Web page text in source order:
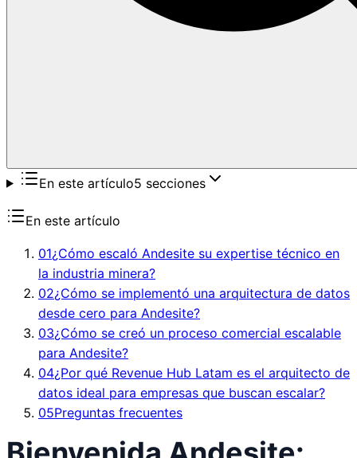
En este artículo5 secciones
En este artículo
01¿Cómo escaló Andesite su expertise técnico en
la industria minera?
02¿Cómo se implementó una arquitectura de datos
desde cero para Andesite?
03¿Cómo se creó un proceso comercial escalable
para Andesite?
04¿Por qué Revenue Hub Latam es el arquitecto de
datos ideal para empresas que buscan escalar?
05Preguntas frecuentes